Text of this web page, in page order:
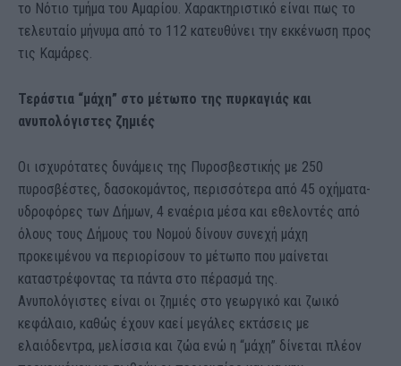
το Νότιο τμήμα του Αμαρίου. Χαρακτηριστικό είναι πως το
τελευταίο μήνυμα από το 112 κατευθύνει την εκκένωση προς
τις Καμάρες.
Τεράστια “μάχη” στο μέτωπο της πυρκαγιάς και
ανυπολόγιστες ζημιές
Οι ισχυρότατες δυνάμεις της Πυροσβεστικής με 250
πυροσβέστες, δασοκομάντος, περισσότερα από 45 οχήματα-
υδροφόρες των Δήμων, 4 εναέρια μέσα και εθελοντές από
όλους τους Δήμους του Νομού δίνουν συνεχή μάχη
προκειμένου να περιορίσουν το μέτωπο που μαίνεται
καταστρέφοντας τα πάντα στο πέρασμά της.
Ανυπολόγιστες είναι οι ζημιές στο γεωργικό και ζωικό
κεφάλαιο, καθώς έχουν καεί μεγάλες εκτάσεις με
ελαιόδεντρα, μελίσσια και ζώα ενώ η “μάχη” δίνεται πλέον